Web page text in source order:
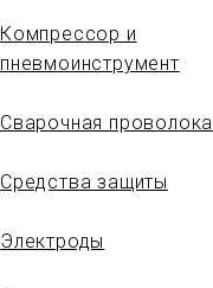
Компрессор и
пневмоинструмент
Сварочная проволока
Средства защиты
Электроды